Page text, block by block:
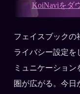
KoiNaviをダ
フェイスブックの
ライバシー設定を
ミュニケーショ
圏が広がる。今日